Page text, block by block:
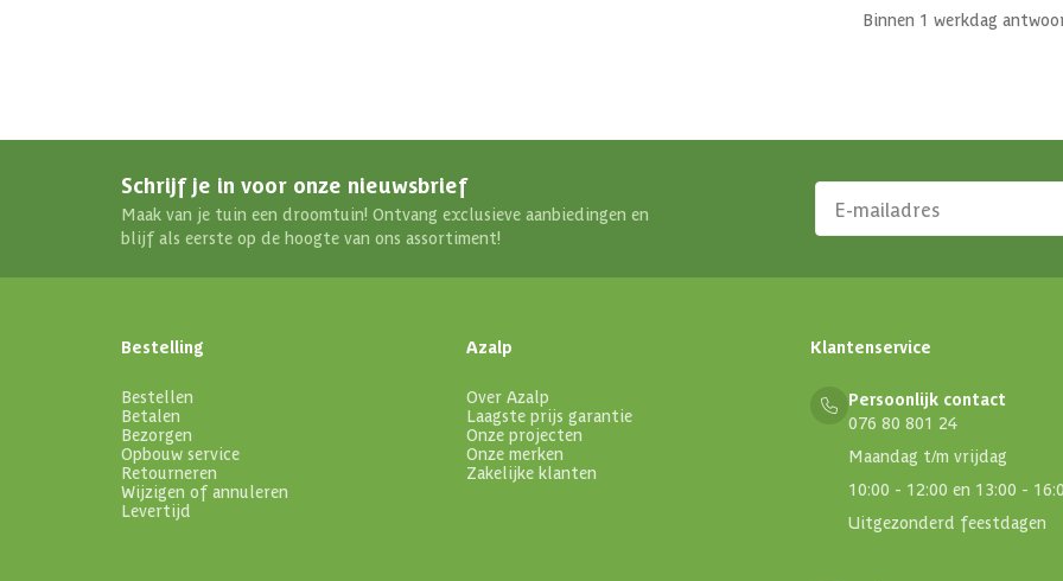
Binnen 1 werkdag
Schrijf je in voor onze nieuwsbrief
Maak van je tuin een droomtuin! Ontvang exclusieve aanbiedingen en
blijf als eerste op de hoogte van ons assortiment!
Bestelling
Bestellen
Betalen
Bezorgen
Opbouw service
Retourneren
Wijzigen of annuleren
Levertijd
Azalp
Over Azalp
Laagste prijs garantie
Onze projecten
Onze merken
Zakelijke klanten
Klantenservice
Persoonlijk contact
076 80 801 24
Maandag t/m vrijdag
10:00 - 12:00 en 13:00 -
Uitgezonderd feestdagen